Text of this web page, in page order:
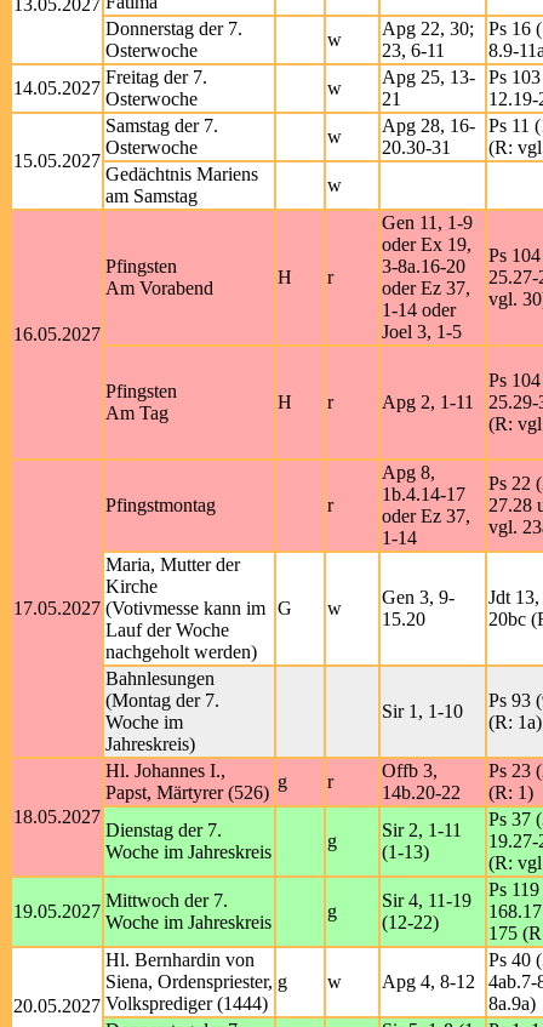
13.05.2027
Donnerstag der 7.
Osterwoche
w
Apg 22, 30;
23, 6-11
Ps 16
8.9-
14.05.2027
Freitag der 7.
Osterwoche
w
Apg 25, 13-
21
Ps
12.19-
15.05.2027
Samstag der 7.
Osterwoche
w
Apg 28, 16-
20.30-31
Ps 11
(R:
Gedächtnis Mariens
am Samstag
w
16.05.2027
Pfingsten
Am Vorabend
H r
Gen 11, 1-9
oder Ex 19,
3-8a.16-20
oder Ez 37,
1-14 oder
Joel 3, 1-5
Ps
vgl.
Pfingsten
Am Tag
H r Apg 2, 1-11
Ps
25.29-
(R:
17.05.2027
Pfingstmontag r
Apg 8,
1b.4.14-17
oder Ez 37,
1-14
Ps 22
27.28
vgl.
Maria, Mutter der
Kirche
(Votivmesse kann im
Lauf der Woche
nachgeholt werden)
G w
Gen 3, 9-
15.20
Jdt
20bc
Bahnlesungen
(Montag der 7.
Woche im
Jahreskreis)
Sir 1, 1-10
Ps 93
(R: 1a)
18.05.2027
Hl. Johannes I.,
Papst, Märtyrer (526)
g r
Offb 3,
14b.20-22
Ps 23
(R: 1)
Dienstag der 7.
Woche im Jahreskreis
g
Sir 2, 1-11
(1-13)
Ps 37
19.27-
(R:
19.05.2027
Mittwoch der 7.
Woche im Jahreskreis
g
Sir 4, 11-19
(12-22)
Ps
175
20.05.2027
Hl. Bernhardin von
Siena, Ordenspriester,
Volksprediger (1444)
g w Apg 4, 8-12
Ps 40
4ab.7-
8a.9a)